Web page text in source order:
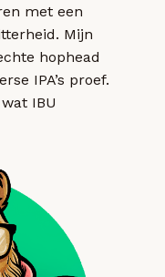
met een
Mijn
hophead
IPA’s proef.
IBU